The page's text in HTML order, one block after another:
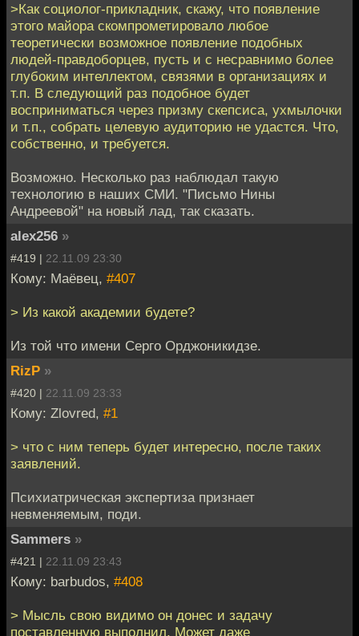
>Как социолог-прикладник, скажу, что появление
этого майора скомпрометировало любое
теоретически возможное появление подобных
людей-правдоборцев, пусть и с несравнимо более
глубоким интеллектом, связями в организациях и
т.п. В следующий раз подобное будет
восприниматься через призму скепсиса, ухмылочки
и т.п., собрать целевую аудиторию не удастся. Что,
собственно, и требуется.
Возможно. Несколько раз наблюдал такую
технологию в наших СМИ. "Письмо Нины
Андреевой" на новый лад, так сказать.
alex256 »
#419 | 22.11.09 23:30
Кому: Маёвец, #407
> Из какой академии будете?
Из той что имени Серго Орджоникидзе.
RizP »
#420 | 22.11.09 23:33
Кому: Zlovred, #1
> что с ним теперь будет интересно, после таких
заявлений.
Психиатрическая экспертиза признает
невменяемым, поди.
Sammers »
#421 | 22.11.09 23:43
Кому: barbudos, #408
> Мысль свою видимо он донес и задачу
поставленную выполнил. Может даже